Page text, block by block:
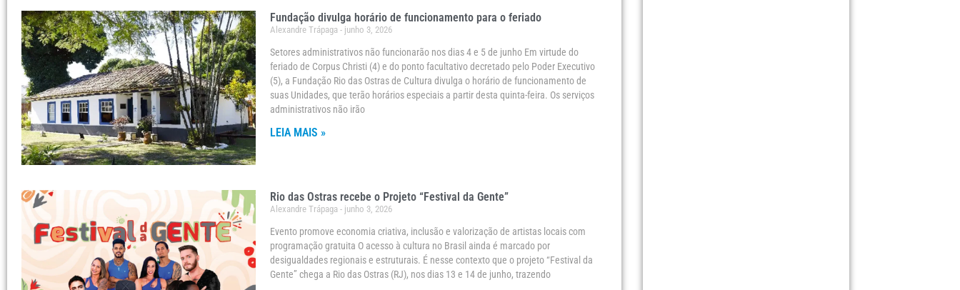
Fundação divulga horário de funcionamento para o feriado
Alexandre Trápaga junho 3, 2026
Setores administrativos não funcionarão nos dias 4 e 5 de junho Em virtude do
feriado de Corpus Christi (4) e do ponto facultativo decretado pelo Poder Executivo
(5), a Fundação Rio das Ostras de Cultura divulga o horário de funcionamento de
suas Unidades, que terão horários especiais a partir desta quinta-feira. Os serviços
administrativos não irão
LEIA MAIS »
Rio das Ostras recebe o Projeto “Festival da Gente”
Alexandre Trápaga junho 3, 2026
Evento promove economia criativa, inclusão e valorização de artistas locais com
programação gratuita O acesso à cultura no Brasil ainda é marcado por
desigualdades regionais e estruturais. É nesse contexto que o projeto “Festival da
Gente” chega a Rio das Ostras (RJ), nos dias 13 e 14 de junho, trazendo